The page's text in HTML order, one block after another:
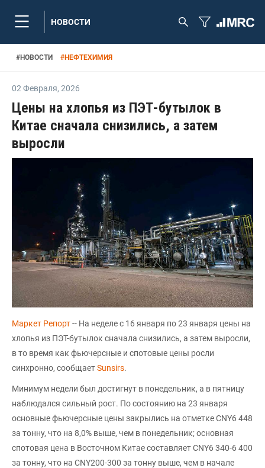
НОВОСТИ
#НОВОСТИ #НЕФТЕХИМИЯ
02 Февраля, 2026
Цены на хлопья из ПЭТ-бутылок в
Китае сначала снизились, а затем
выросли
Маркет Репорт-- На неделе с 16 января по 23 января цены на
хлопья из ПЭТ-бутылок сначала снизились, а затем выросли,
в то время как фьючерсные и спотовые цены росли
синхронно, сообщаетSunsirs.
Минимум недели был достигнут в понедельник, а в пятницу
наблюдался сильный рост. По состоянию на 23 января
основные фьючерсные цены закрылись на отметке CNY6 448
за тонну, что на 8,0% выше, чем в понедельник; основная
спотовая цена в Восточном Китае составляет CNY6 340-6 400
за тонну, что на CNY200-300 за тонну выше, чем в начале